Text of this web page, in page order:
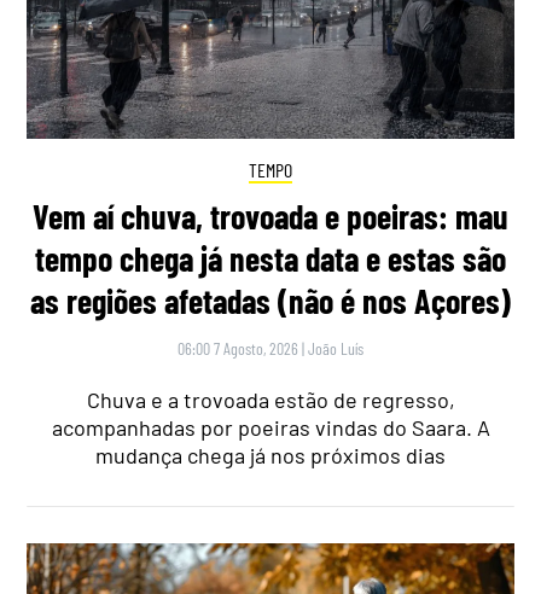
TEMPO
Vem aí chuva, trovoada e poeiras: mau
tempo chega já nesta data e estas são
as regiões afetadas (não é nos Açores)
06:00 7 Agosto, 2026 |João Luís
Chuva e a trovoada estão de regresso,
acompanhadas por poeiras vindas do Saara. A
mudança chega já nos próximos dias